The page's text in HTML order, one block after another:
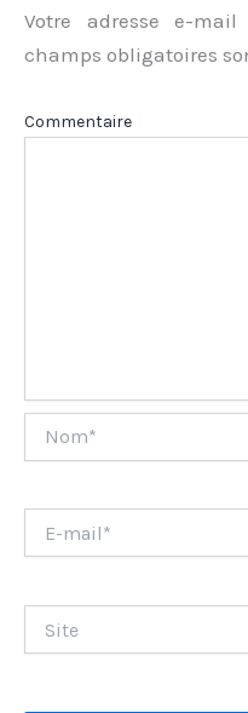
Votre adresse e-
champs obligatoires
mail*